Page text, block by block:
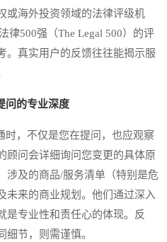
或海外投资领域的法律评级机
律500强（The Legal 500）的评
。真实用户的反馈往往能揭示服
问的专业深度
，不仅是您在提问，也应观察
顾问会详细询问您变更的具体原
涉及的商品/服务清单（特别是危
未来的商业规划。他们通过深入
是专业性和责任心的体现。反
细节，则需谨慎。